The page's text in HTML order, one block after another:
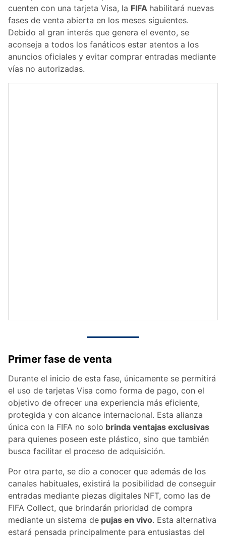
cuenten con una tarjeta Visa, la FIFA habilitará nuevas
fases de venta abierta en los meses siguientes.
Debido al gran interés que genera el evento, se
aconseja a todos los fanáticos estar atentos a los
anuncios oficiales y evitar comprar entradas mediante
vías no autorizadas.
Primer fase de venta
Durante el inicio de esta fase, únicamente se permitirá
el uso de tarjetas Visa como forma de pago, con el
objetivo de ofrecer una experiencia más eficiente,
protegida y con alcance internacional. Esta alianza
única con la FIFA no solo brinda ventajas exclusivas
para quienes poseen este plástico, sino que también
busca facilitar el proceso de adquisición.
Por otra parte, se dio a conocer que además de los
canales habituales, existirá la posibilidad de conseguir
entradas mediante piezas digitales NFT, como las de
FIFA Collect, que brindarán prioridad de compra
mediante un sistema de pujas en vivo. Esta alternativa
estará pensada principalmente para entusiastas del